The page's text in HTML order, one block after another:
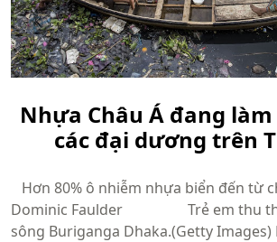
Nhựa Châu Á đang
các đại dương trên
Hơn 80% ô nhiễm nhựa biển đến từ
Dominic Faulder Trẻ em thu
sông Buriganga Dhaka.(Getty Images)